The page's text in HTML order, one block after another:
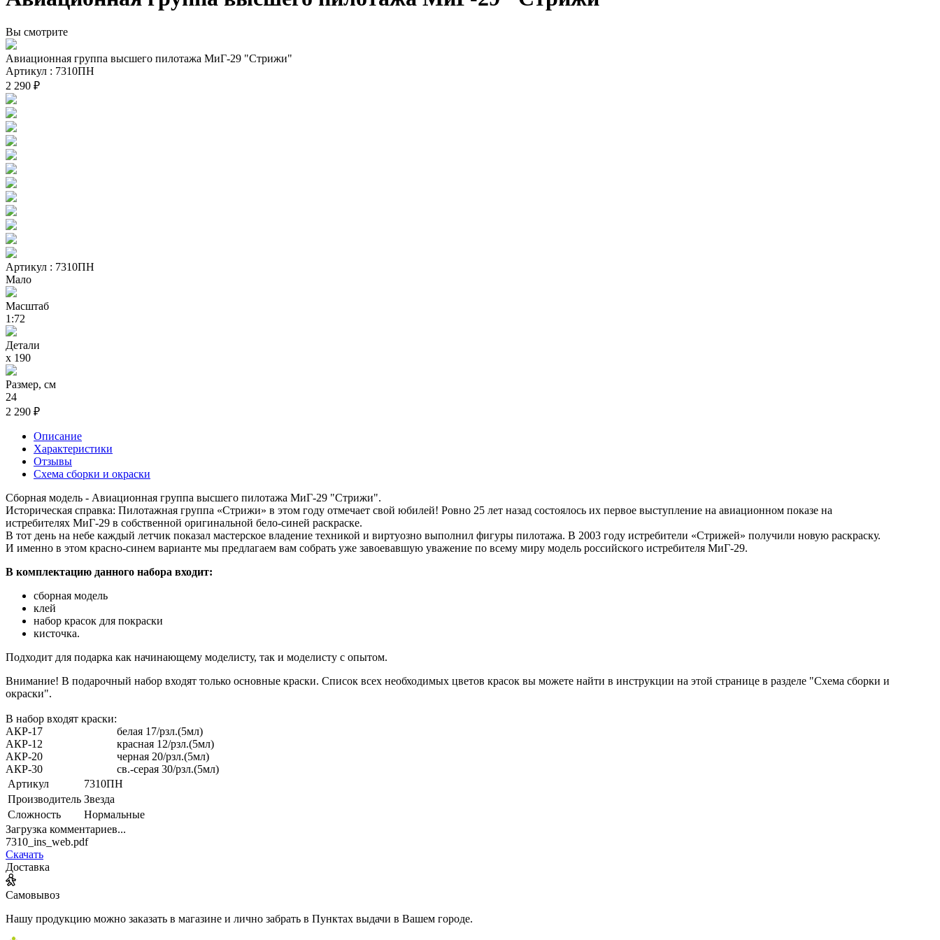
Вы смотрите
Авиационная группа высшего пилотажа МиГ-29 "Стрижи"
Артикул : 7310ПН
2 290 ₽
Артикул : 7310ПН
Мало
Масштаб
1:72
Детали
х 190
Размер, см
24
2 290 ₽
Описание
Характеристики
Отзывы
Схема сборки и окраски
Сборная модель - Авиационная группа высшего пилотажа МиГ-29 "Стрижи".
Историческая справка: Пилотажная группа «Стрижи» в этом году отмечает свой юбилей! Ровно 25 лет назад состоялось их первое выступление на авиационном показе на
истребителях МиГ-29 в собственной оригинальной бело-синей раскраске.
В тот день на небе каждый летчик показал мастерское владение техникой и виртуозно выполнил фигуры пилотажа. В 2003 году истребители «Стрижей» получили новую раскраску.
И именно в этом красно-синем варианте мы предлагаем вам собрать уже завоевавшую уважение по всему миру модель российского истребителя МиГ-29.
В комплектацию данного набора входит:
сборная модель
клей
набор красок для покраски
кисточка.
Подходит для подарка как начинающему моделисту, так и моделисту с опытом.
Внимание! В подарочный набор входят только основные краски. Список всех необходимых цветов красок вы можете найти в инструкции на этой странице в разделе "Схема сборки и
окраски".
В набор входят краски:
АКР-17
белая 17/рзл.(5мл)
АКР-12
красная 12/рзл.(5мл)
АКР-20
черная 20/рзл.(5мл)
АКР-30
св.-серая 30/рзл.(5мл)
Артикул
7310ПН
Производитель Звезда
Сложность
Нормальные
Загрузка комментариев...
7310_ins_web.pdf
Скачать
Доставка
Самовывоз
Нашу продукцию можно заказать в магазине и лично забрать в Пунктах выдачи в Вашем городе.